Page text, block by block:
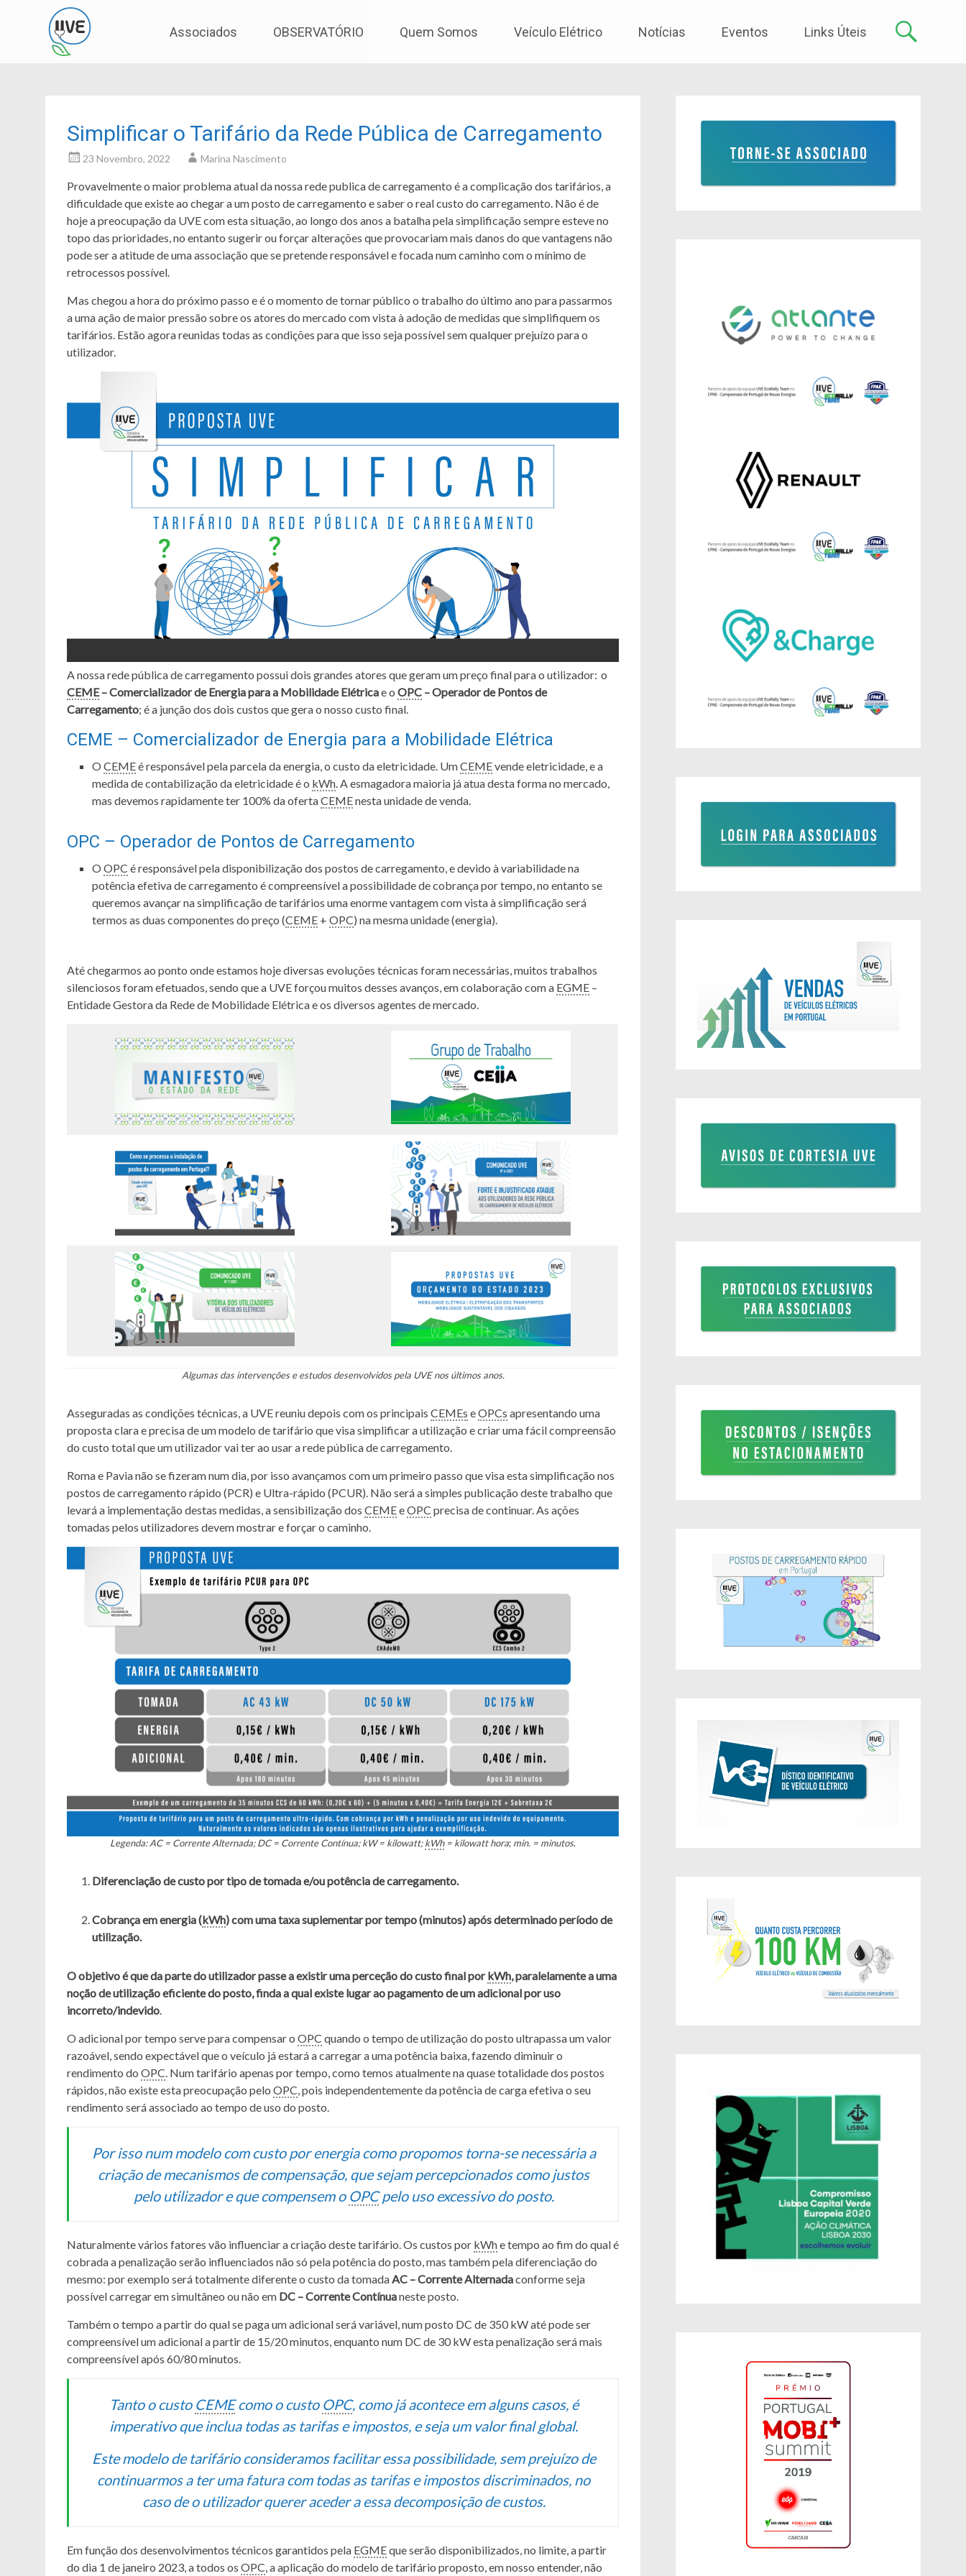
to
Associados OBSERVATÓRIO Quem Somos Veículo Elétrico Notícias Eventos Links Úteis
Simplificar o Tarifário da Rede Pública de Carregamento
23 Novembro, 2022 Marina Nascimento
Provavelmente o maior problema atual da nossa rede publica de carregamento é a complicação dos tarifários, a
dificuldade que existe ao chegar a um posto de carregamento e saber o real custo do carregamento. Não é de
hoje a preocupação da UVE com esta situação, ao longo dos anos a batalha pela simplificação sempre esteve no
topo das prioridades, no entanto sugerir ou forçar alterações que provocariam mais danos do que vantagens não
pode ser a atitude de uma associação que se pretende responsável e focada num caminho com o mínimo de
retrocessos possível.
Mas chegou a hora do próximo passo e é o momento de tornar público o trabalho do último ano para passarmos
a uma ação de maior pressão sobre os atores do mercado com vista à adoção de medidas que simplifiquem os
tarifários. Estão agora reunidas todas as condições para que isso seja possível sem qualquer prejuízo para o
utilizador.
A nossa rede pública de carregamento possui dois grandes atores que geram um preço final para o utilizador: o
CEME– Comercializador de Energia para a Mobilidade Elétricae o OPC – Operador de Pontos de
Carregamento; é a junção dos dois custos que gera o nosso custo final.
CEME – Comercializador de Energia para a Mobilidade Elétrica
O CEMEé responsável pela parcela da energia, o custo da eletricidade. UmCEMEvende eletricidade, e a
medida de contabilização da eletricidade é o kWh . A esmagadora maioria já atua desta forma no mercado,
mas devemos rapidamente ter 100% da ofertaCEMEnesta unidade de venda.
OPC – Operador de Pontos de Carregamento
O OPC é responsável pela disponibilização dos postos de carregamento, e devido à variabilidade na
potência efetiva de carregamento é compreensível a possibilidade de cobrança por tempo, no entanto se
queremos avançar na simplificação de tarifários uma enorme vantagem com vista à simplificação será
termos as duas componentes do preço (CEME + OPC) na mesma unidade (energia).
Até chegarmos ao ponto onde estamos hoje diversas evoluções técnicas foram necessárias, muitos trabalhos
silenciosos foram efetuados, sendo que a UVE forçou muitos desses avanços, em colaboração com a EGME –
Entidade Gestora da Rede de Mobilidade Elétrica e os diversos agentes de mercado.
Algumas das intervenções e estudos desenvolvidos pela UVE nos últimos anos.
Asseguradas as condições técnicas, a UVE reuniu depois com os principais CEMEs eOPCs apresentando uma
proposta clara e precisa de um modelo de tarifário que visa simplificar a utilização e criar uma fácil compreensão
do custo total que um utilizador vai ter ao usar a rede pública de carregamento.
Roma e Pavia não se fizeram num dia, por isso avançamos com um primeiro passo que visa esta simplificação nos
postos de carregamento rápido (PCR) e Ultra-rápido (PCUR). Não será a simples publicação deste trabalho que
levará a implementação destas medidas, a sensibilização dos CEMEeOPC precisa de continuar. As ações
tomadas pelos utilizadores devem mostrar e forçar o caminho.
Legenda: AC = Corrente Alternada; DC = Corrente Contínua; kW = kilowatt;kWh= kilowatt hora; min. = minutos.
Diferenciação de custo por tipo de tomada e/ou potência de carregamento.
Cobrança em energia (kWh) com uma taxa suplementar por tempo (minutos) após determinado período de
utilização.
O objetivo é que da parte do utilizador passe a existir uma perceção do custo final porkWh, paralelamente a uma
noção de utilização eficiente do posto, finda a qual existe lugar ao pagamento de um adicional por uso
incorreto/indevido
O adicional por tempo serve para compensar o OPC quando o tempo de utilização do posto ultrapassa um valor
razoável, sendo expectável que o veículo já estará a carregar a uma potência baixa, fazendo diminuir o
rendimento do OPC . Num tarifário apenas por tempo, como temos atualmente na quase totalidade dos postos
rápidos, não existe esta preocupação pelo OPC , pois independentemente da potência de carga efetiva o seu
rendimento será associado ao tempo de uso do posto.
Por isso num modelo com custo por energia como propomos torna-se necessária a
criação de mecanismos de compensação, que sejam percepcionados como justos
pelo utilizador e que compensem o OPCpelo uso excessivo do posto.
Naturalmente vários fatores vão influenciar a criação deste tarifário. Os custos por kWhe tempo ao fim do qual é
cobrada a penalização serão influenciados não só pela potência do posto, mas também pela diferenciação do
mesmo: por exemplo será totalmente diferente o custo da tomada AC – Corrente Alternadaconforme seja
possível carregar em simultâneo ou não em DC – Corrente Contínuaneste posto.
Também o tempo a partir do qual se paga um adicional será variável, num posto DC de 350 kW até pode ser
compreensível um adicional a partir de 15/20 minutos, enquanto num DC de 30 kW esta penalização será mais
compreensível após 60/80 minutos.
Tanto o custo CEMEcomo o custo OPC, como já acontece em alguns casos, é
imperativo que inclua todas as tarifas e impostos, e seja um valor final global.
Este modelo de tarifário consideramos facilitar essa possibilidade, sem prejuízo de
continuarmos a ter uma fatura com todas as tarifas e impostos discriminados, no
caso de o utilizador querer aceder a essa decomposição de custos.
Em função dos desenvolvimentos técnicos garantidos pela EGMEque serão disponibilizados, no limite, a partir
do dia 1 de janeiro 2023, a todos os OPC , a aplicação do modelo de tarifário proposto, em nosso entender, não